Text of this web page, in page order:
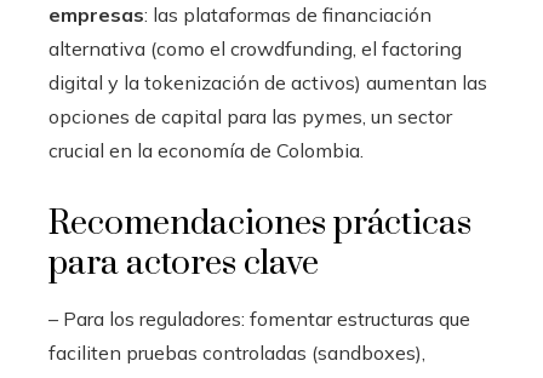
empresas: las plataformas de financiación
alternativa (como el crowdfunding, el factoring
digital y la tokenización de activos) aumentan las
opciones de capital para las pymes, un sector
crucial en la economía de Colombia.
Recomendaciones prácticas
para actores clave
– Para los reguladores: fomentar estructuras que
faciliten pruebas controladas (sandboxes),